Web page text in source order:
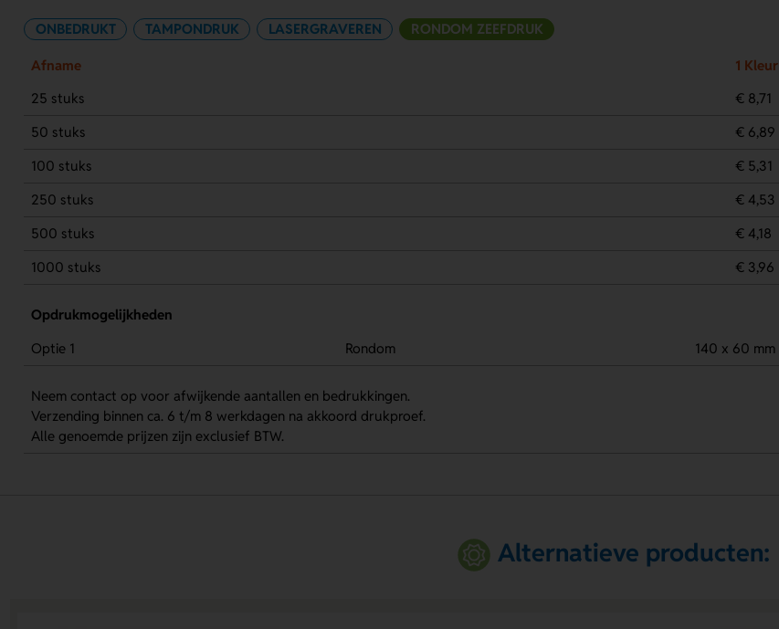
ONBEDRUKT TAMPONDRUK LASERGRAVEREN RONDOM ZEEFDRUK
Afname
1 Kleur
25 stuks
€ 8,71
50 stuks
€ 6,89
100 stuks
€ 5,31
250 stuks
€ 4,53
500 stuks
€ 4,18
1000 stuks
€ 3,96
Opdrukmogelijkheden
Optie 1
Rondom 140 x 60 mm
Neem contact op voor afwijkende aantallen en bedrukkingen.
Verzending binnen ca. 6 t/m 8 werkdagen na akkoord drukproef.
Alle genoemde prijzen zijn exclusief BTW.
Alternatieve producten: